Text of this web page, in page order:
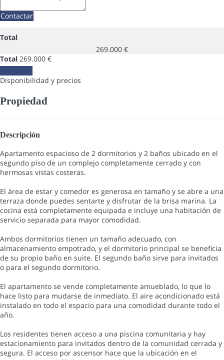
Contactar
Total
269.000 €
Total 269.000 €
Disponibilidad y precios
Propiedad
Descripción
Apartamento espacioso de 2 dormitorios y 2 baños ubicado en el
segundo piso de un complejo completamente cerrado y con
hermosas vistas costeras.
El área de estar y comedor es generosa en tamaño y se abre a una
terraza donde puedes sentarte y disfrutar de la brisa marina. La
cocina está completamente equipada e incluye una habitación de
servicio separada para mayor comodidad.
Ambos dormitorios tienen un tamaño adecuado, con
almacenamiento empotrado, y el dormitorio principal se beneficia
de su propio baño en suite. El segundo baño sirve para invitados
o para el segundo dormitorio.
El apartamento se vende completamente amueblado, lo que lo
hace listo para mudarse de inmediato. El aire acondicionado está
instalado en todo el espacio para una comodidad durante todo el
año.
Los residentes tienen acceso a una piscina comunitaria y hay
estacionamiento para invitados dentro de la comunidad cerrada y
segura. El acceso por ascensor hace que la ubicación en el